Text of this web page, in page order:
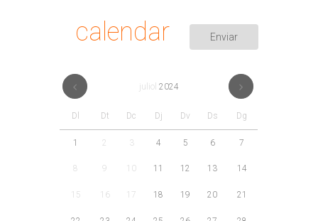
calendar
juliol 2024
Dl Dt Dc Dj Dv Ds Dg
1 2 3 4 5 6 7
8 9 10 11 12 13 14
15 16 17 18 19 20 21